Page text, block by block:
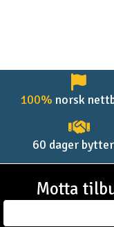
100% norsk
60 dager
Motta